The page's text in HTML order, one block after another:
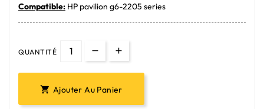
Compatible: HP pavilion g6-2205 series
QUANTITÉ
 Ajouter Au Panier